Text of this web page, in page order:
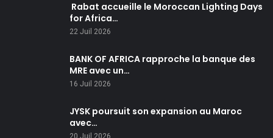
Rabat accueille le Moroccan Lighting Days
for Africa…
22 Juil 2026
BANK OF AFRICA rapproche la banque des
MRE avec un…
16 Juil 2026
JYSK poursuit son expansion au Maroc
avec…
20 Juil 2026